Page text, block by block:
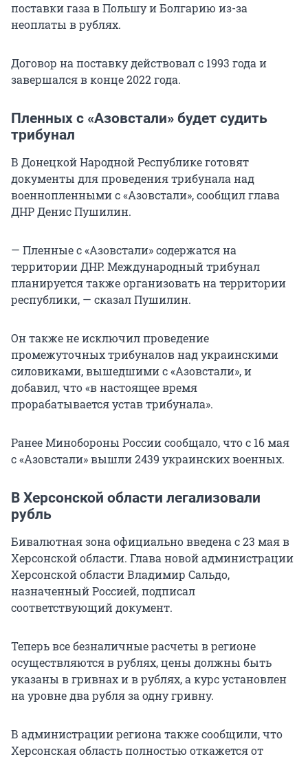
поставки газа в Польшу и Болгарию из-за
неоплаты в рублях.
Договор на поставку действовал с 1993 года и
завершался в конце 2022 года.
Пленных с «Азовстали» будет судить
трибунал
В Донецкой Народной Республике готовят
документы для проведения трибунала над
военнопленными с «Азовстали», сообщил глава
ДНР Денис Пушилин.
— Пленные с «Азовстали» содержатся на
территории ДНР. Международный трибунал
планируется также организовать на территории
республики, — сказал Пушилин.
Он также не исключил проведение
промежуточных трибуналов над украинскими
силовиками, вышедшими с «Азовстали», и
добавил, что «в настоящее время
прорабатывается устав трибунала».
Ранее Минобороны России сообщало, что с 16 мая
с «Азовстали» вышли 2439 украинских военных.
В Херсонской области легализовали
рубль
Бивалютная зона официально введена с 23 мая в
Херсонской области. Глава новой администрации
Херсонской области Владимир Сальдо,
назначенный Россией, подписал
соответствующий документ.
Теперь все безналичные расчеты в регионе
осуществляются в рублях, цены должны быть
указаны в гривнах и в рублях, а курс установлен
на уровне два рубля за одну гривну.
В администрации региона также сообщили, что
Херсонская область полностью откажется от